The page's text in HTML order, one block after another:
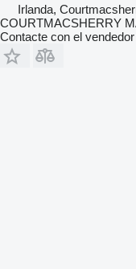
Irlanda,
COURTMACSHERRY
Contacte con el vendedor